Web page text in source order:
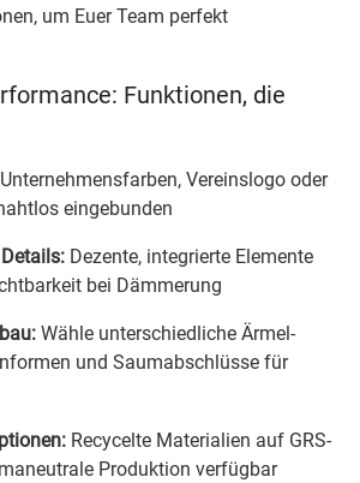
um Euer Team perfekt
Funktionen, die
Unternehmensfarben, Vereinslogo oder
eingebunden
Dezente, integrierte Elemente
bei Dämmerung
Wähle unterschiedliche Ärmel-
und Saumabschlüsse für
Recycelte Materialien auf GRS-
Produktion verfügbar